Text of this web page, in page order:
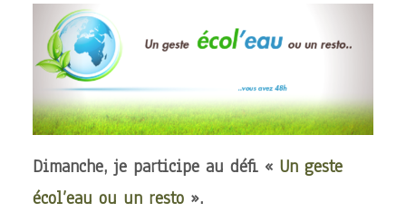
Dimanche, je participe au défi « Un geste
écol’eau ou un resto ».